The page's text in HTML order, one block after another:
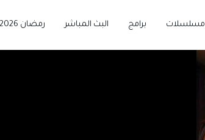
مسلسلات برامج البث المباشر رمضان 2026